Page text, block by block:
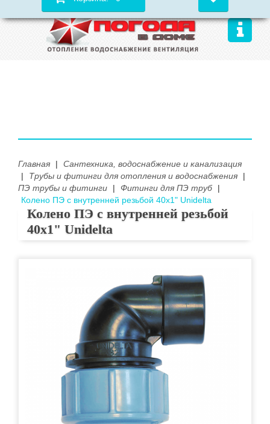
Главная |
Сантехника, водоснабжение и канализация
|
Трубы и фитинги для отопления и водоснабжения
|
ПЭ трубы и фитинги
| Фитинги для ПЭ труб
|
Колено ПЭ с внутренней резьбой 40х1" Unidelta
Колено ПЭ с внутренней резьбой
40х1" Unidelta